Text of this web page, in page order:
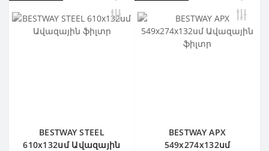
BESTWAY STEEL
610х132սմ Ավազային
BESTWAY APX
549х274х132սմ